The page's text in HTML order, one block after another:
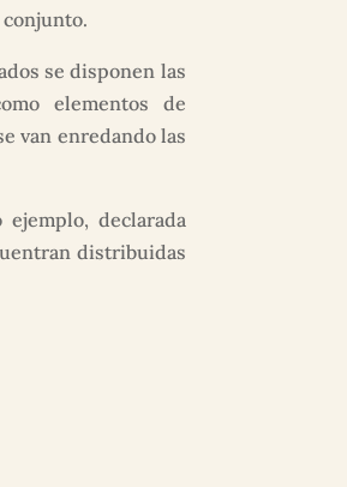
se disponen las
elementos de
van enredando las
declarada
distribuidas